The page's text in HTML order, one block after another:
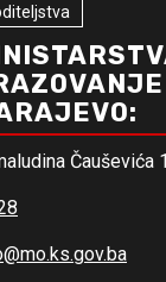
Čauševića 1